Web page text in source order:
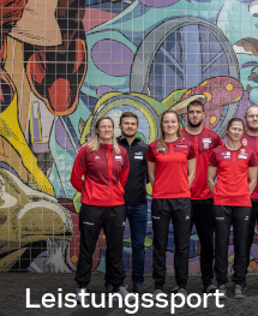
Leistungssport